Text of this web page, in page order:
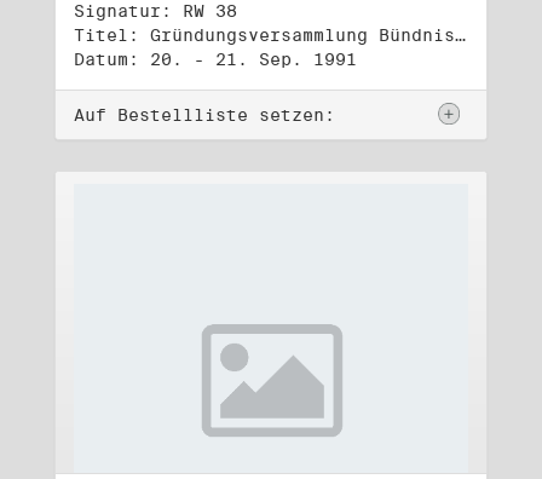
Signatur: RW 38
Titel: Gründungsversammlung Bündnis 90
Datum: 20. - 21. Sep. 1991
Auf Bestellliste setzen: